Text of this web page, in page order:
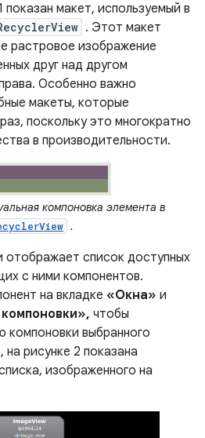
показан макет, используемый в
. Этот макет
растровое изображение
друг над другом
Особенно важно
макеты, которые
поскольку это многократно
в производительности.
компоновка элемента в
.
отображает список доступных
с ними компонентов.
на вкладке «Окна» и
чтобы
компоновки выбранного
рисунке 2 показана
изображенного на